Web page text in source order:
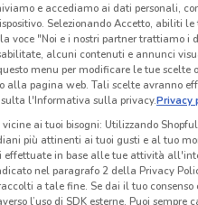
o nazionali. Verifica
e accediamo ai dati personali,
Selezionando Accetto, abiliti
voce "Noi e i nostri partner trattiamo i
alcuni contenuti e annunci
menu per modificare le tue scelte
pagina web. Tali scelte avranno
l'Informativa sulla privacy.Privacy
ai tuoi bisogni: Utilizzando
più attinenti ai tuoi gusti e al tuo
effettuate in base alle tue attività
nel paragrafo 2 della Privacy
a tale fine. Se dai il tuo
l’uso di SDK esterne. Puoi sempre